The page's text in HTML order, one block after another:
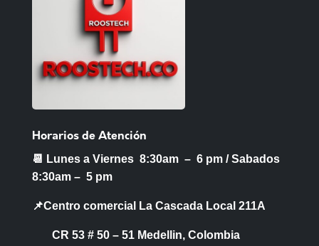
Horarios de Atención
📆 Lunes a Viernes 8:30am – 6 pm /Sabados
8:30am – 5 pm
📌Centro comercial La Cascada Local 211A
CR 53 # 50 – 51 Medellin, Colombia